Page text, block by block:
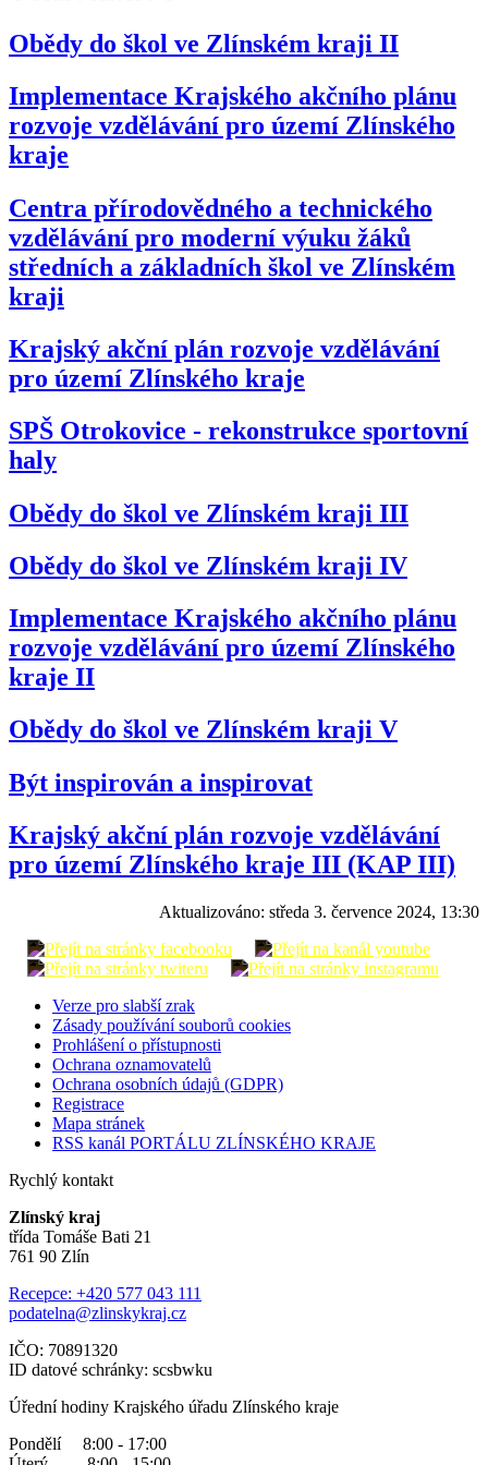
Obědy do škol ve Zlínském kraji II
Implementace Krajského akčního plánu
rozvoje vzdělávání pro území Zlínského
kraje
Centra přírodovědného a technického
vzdělávání pro moderní výuku žáků
středních a základních škol ve Zlínském
kraji
Krajský akční plán rozvoje vzdělávání
pro území Zlínského kraje
SPŠ Otrokovice - rekonstrukce sportovní
haly
Obědy do škol ve Zlínském kraji III
Obědy do škol ve Zlínském kraji IV
Implementace Krajského akčního plánu
rozvoje vzdělávání pro území Zlínského
kraje II
Obědy do škol ve Zlínském kraji V
Být inspirován a inspirovat
Krajský akční plán rozvoje vzdělávání
pro území Zlínského kraje III (KAP III)
Aktualizováno: středa 3. července 2024, 13:30
Verze pro slabší zrak
Zásady používání souborů cookies
Prohlášení o přístupnosti
Ochrana oznamovatelů
Ochrana osobních údajů (GDPR)
Registrace
Mapa stránek
RSS kanál PORTÁLU ZLÍNSKÉHO KRAJE
Rychlý kontakt
Zlínský kraj
třída Tomáše Bati 21
761 90 Zlín
Recepce: +420 577 043 111
podatelna@zlinskykraj.cz
IČO: 70891320
ID datové schránky: scsbwku
Úřední hodiny Krajského úřadu Zlínského kraje
Pondělí 8:00 - 17:00